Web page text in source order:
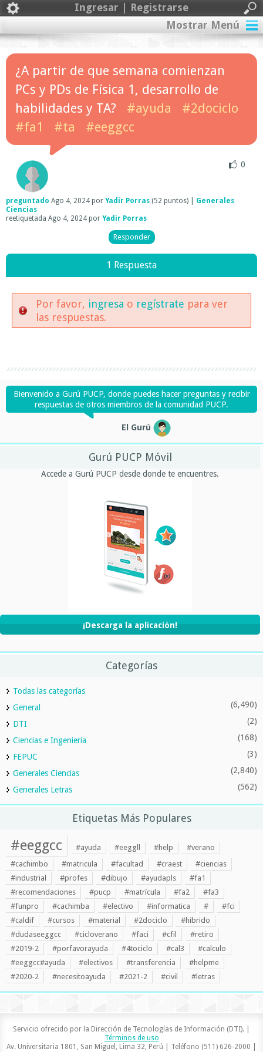
Ingresar | Registrarse
Mostrar Menú
¿A partir de que semana comienzan
PCs y PDs de Física 1, desarrollo de
habilidades y TA?
#ayuda
#2dociclo
#fa1
#ta #eeggcc
0
preguntado Ago 4, 2024 por Yadir Porras (52 puntos)
Generales
Ciencias
reetiquetada Ago 4, 2024 por Yadir Porras
1 Respuesta
Por favor, ingresa o regístrate para ver
las respuestas.
Bienvenido a Gurú PUCP, donde puedes hacer preguntas y recibir
respuestas de otros miembros de la comunidad PUCP.
El Gurú
Gurú PUCP Móvil
Accede a Gurú PUCP desde donde te encuentres.
¡Descarga la aplicación!
Categorías
Todas las categorías
General
(6,490)
DTI (2)
Ciencias e Ingeniería (168)
FEPUC (3)
Generales Ciencias (2,840)
Generales Letras (562)
Etiquetas Más Populares
#eeggcc #ayuda #eeggll #help
#verano
#cachimbo
#matricula #facultad #craest
#ciencias
#industrial
#profes #dibujo #ayudapls
#fa1
#recomendaciones
#pucp #matrícula #fa2
#fa3
#funpro
#cachimba #electivo #informatica #
#fci
#caldif
#cursos #material #2dociclo
#hibrido
#dudaseeggcc
#cicloverano #faci #cfil
#retiro
#2019-2
#porfavorayuda #4tociclo #cal3
#calculo
#eeggcc#ayuda
#electivos #transferencia
#helpme
#2020-2
#necesitoayuda #2021-2 #civil #letras
Servicio ofrecido por la Dirección de Tecnologías de Información (DTI). |
Términos de uso
Av. Universitaria 1801, San Miguel, Lima 32, Perú | Teléfono (511) 626-2000 |